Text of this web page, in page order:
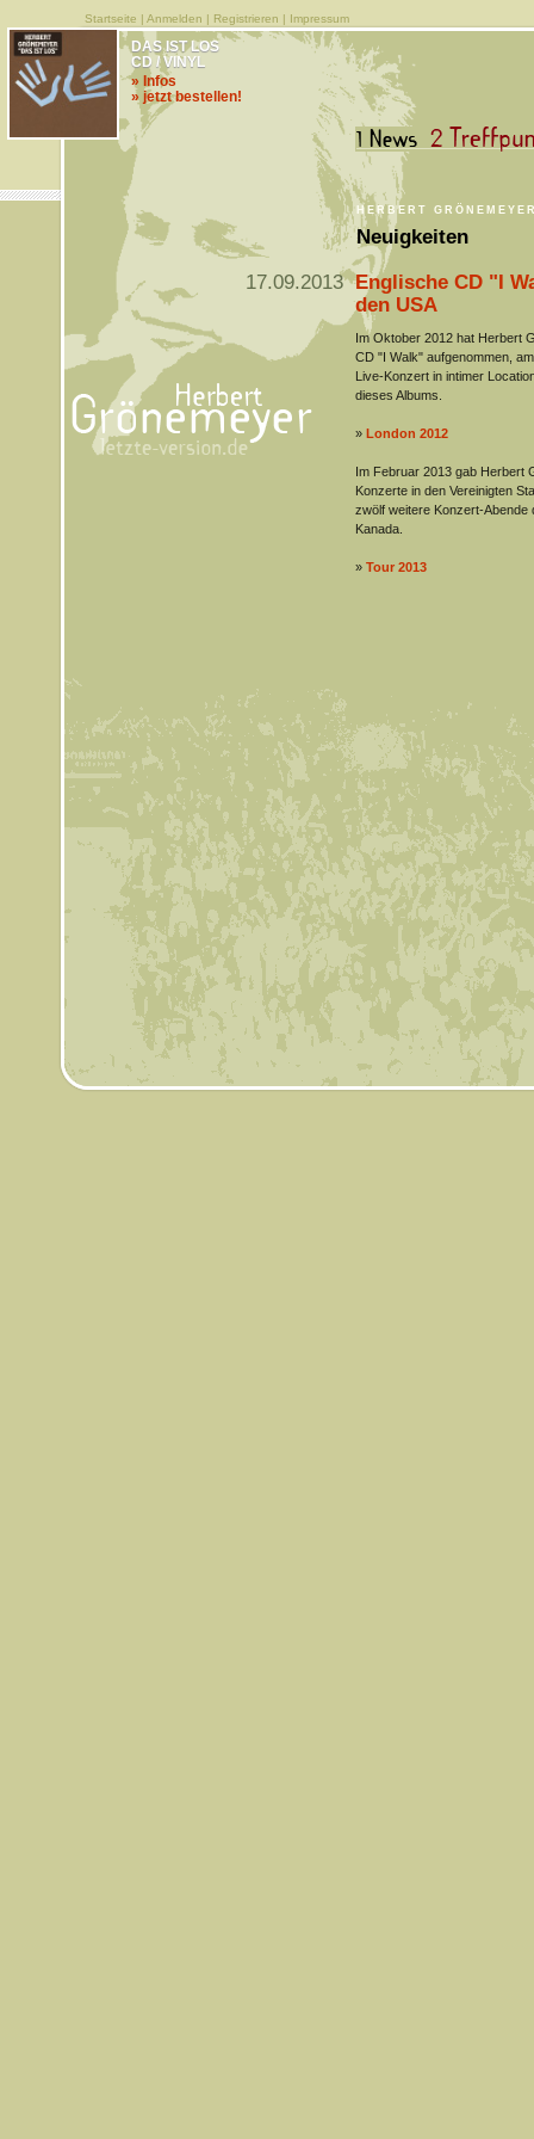
Startseite | Anmelden | Registrieren | Impressum
HERBERT
Neuigkeiten
DAS IST LOS
CD / VINYL
» Infos
» jetzt bestellen!
17.09.2013 Englische CD "I
den USA
Im Oktober 2012 hat Herbert
CD "I Walk" aufgenommen,
Live-Konzert in intimer
dieses Albums.
» London 2012
Im Februar 2013 gab Herbert
Konzerte in den Vereinigten
zwölf weitere Konzert-Abende
Kanada.
» Tour 2013